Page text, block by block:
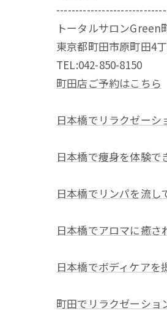
トータルサロンGreen
東京都町田市原町田4
TEL:042-850-8150
町田店ご予約はこちら
日本橋でリラクゼーシ
日本橋で痩身を体験で
日本橋でリンパを流し
日本橋でアロマに癒さ
日本橋でボディケアを
町田でリラクゼーショ